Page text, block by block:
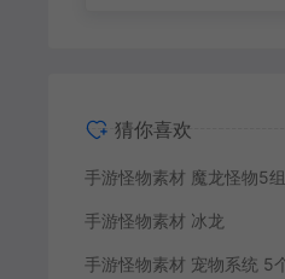
猜你喜欢
手游怪物素材 魔龙怪物5组
手游怪物素材 冰龙